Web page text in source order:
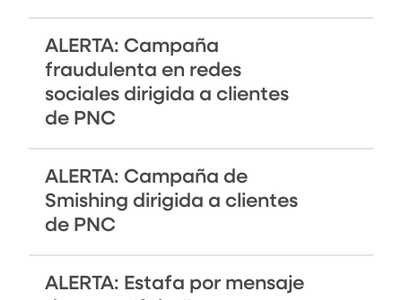
ALERTA: Campaña
fraudulenta en redes
sociales dirigida a clientes
de PNC
ALERTA: Campaña de
Smishing dirigida a clientes
de PNC
ALERTA: Estafa por mensaje